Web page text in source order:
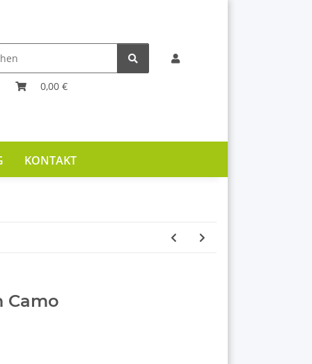
0,00 €
KONTAKT
Camo